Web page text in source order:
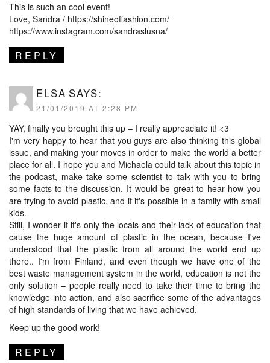
This is such an cool event!
Love, Sandra / https://shineoffashion.com/
https://www.instagram.com/sandraslusna/
REPLY
ELSA SAYS:
21/01/2019 AT 2:28 PM
YAY, finally you brought this up – I really appreaciate it! <3
I'm very happy to hear that you guys are also thinking this global
issue, and making your moves in order to make the world a better
place for all. I hope you and Michaela could talk about this topic in
the podcast, make take some scientist to talk with you to bring
some facts to the discussion. It would be great to hear how you
are trying to avoid plastic, and if it's possible in a family with small
kids.
Still, I wonder if it's only the locals and their lack of education that
cause the huge amount of plastic in the ocean, because I've
understood that the plastic from all around the world end up
there.. I'm from Finland, and even though we have one of the
best waste management system in the world, education is not the
only solution – people really need to take their time to bring the
knowledge into action, and also sacrifice some of the advantages
of high standards of living that we have achieved.
Keep up the good work!
REPLY